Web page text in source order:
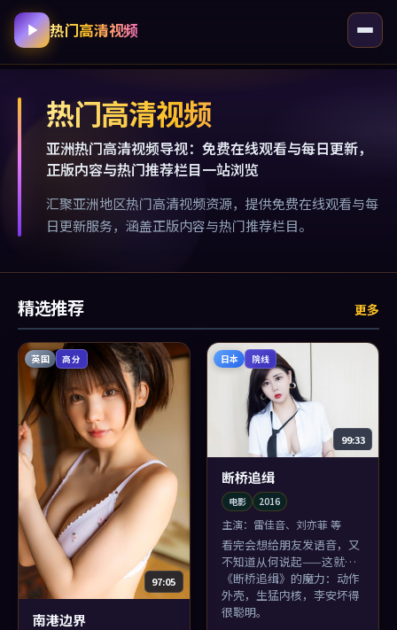
热门高清视频
热门高清视频
亚洲热门高清视频导视：免费在线观看与每日更新，
正版内容与热门推荐栏目一站浏览
汇聚亚洲地区热门高清视频资源，提供免费在线观看与每
日更新服务，涵盖正版内容与热门推荐栏目。
精选推荐 更多
英国 高分
97:05
南港边界
日本 院线
99:33
断桥追缉
电影 2016
主演： 雷佳音、刘亦菲 等
看完会想给朋友发语音，又
不知道从何说起——这就是
《断桥追缉》的魔力：动作
外壳，生猛内核，李安坏得
很聪明。